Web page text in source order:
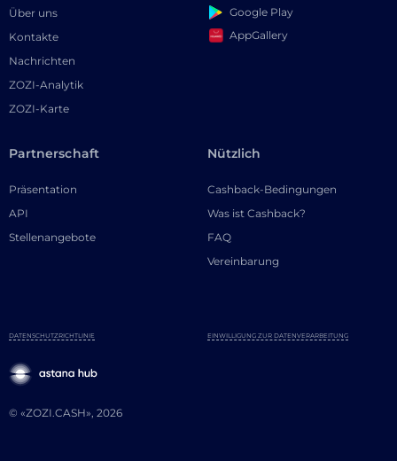
Über uns
Kontakte
Nachrichten
ZOZI-Analytik
ZOZI-Karte
Google Play
AppGallery
Partnerschaft
Präsentation
API
Stellenangebote
Nützlich
Cashback-Bedingungen
Was ist Cashback?
FAQ
Vereinbarung
© «ZOZI.CASH», 2026
DATENSCHUTZRICHTLINIE EINWILLIGUNG ZUR DATENVERARBEITUNG